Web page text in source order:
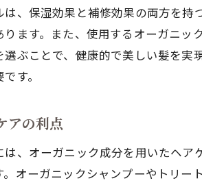
、保湿効果と補修効果の両方を
ます。また、使用するオーガニ
ぶことで、健康的で美しい髪を
す。
アの利点
、オーガニック成分を用いたヘ
オーガニックシャンプーやトリ